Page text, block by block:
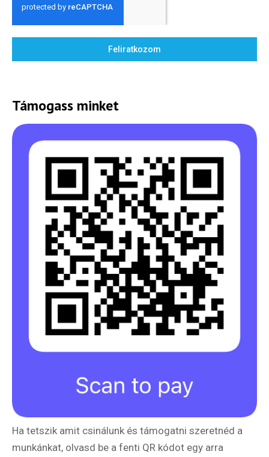
Feliratkozom
Támogass minket
Ha tetszik amit csinálunk és támogatni szeretnéd a
munkánkat, olvasd be a fenti QR kódot egy arra